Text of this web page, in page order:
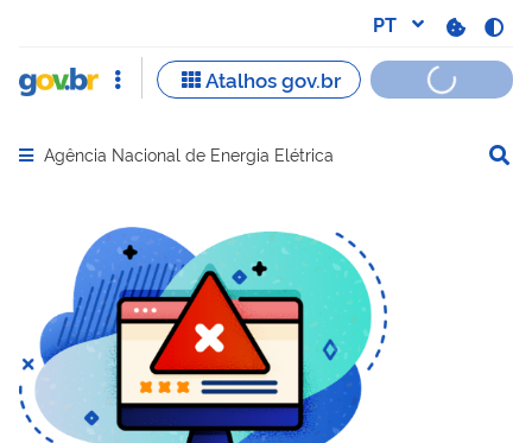
Abrir menu principal de navegação
Agência Nacional de Energia Elétrica